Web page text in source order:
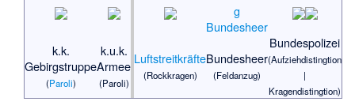
k.k.
Gebirgstruppe
(Paroli)
k.u.k.
Armee
(Paroli)
Luftstreitkräfte
(Rockkragen)
Bundesheer
(Feldanzug)
Bundespolizei
(Aufziehdistingtion
|
Kragendistingtion)